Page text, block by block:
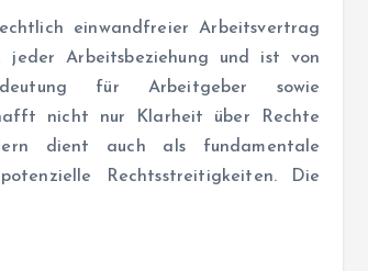
einwandfreier Arbeitsvertrag
jeder Arbeitsbeziehung und ist von
für Arbeitgeber sowie
nicht nur Klarheit über Rechte
dient auch als fundamentale
Rechtsstreitigkeiten. Die